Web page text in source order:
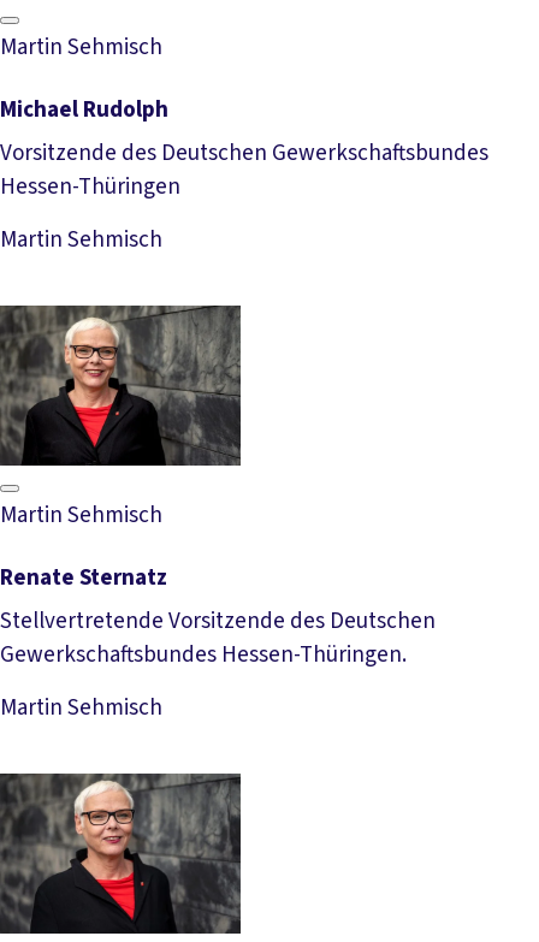
Martin Sehmisch
Michael Rudolph
Vorsitzende des Deutschen Gewerkschaftsbundes
Hessen-Thüringen
Martin Sehmisch
Martin Sehmisch
Renate Sternatz
Stellvertretende Vorsitzende des Deutschen
Gewerkschaftsbundes Hessen-Thüringen.
Martin Sehmisch